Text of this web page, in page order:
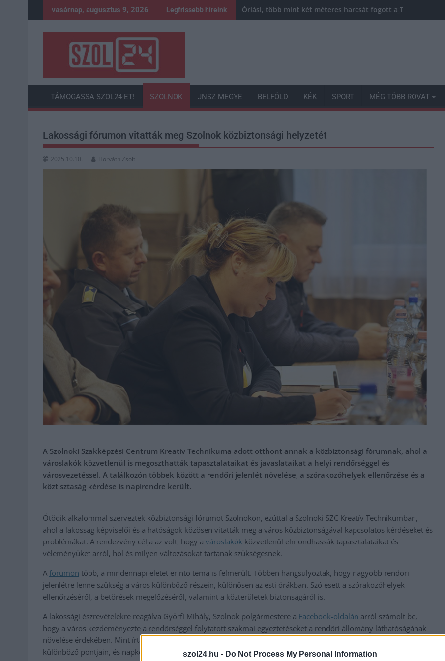
szol24.hu - Do Not Process My Personal Information
to
vasárnap, augusztus 9, 2026 Legfrissebb híreink Óriási, több mint két méteres harcsát fogott a Tiszán a 13
TÁMOGASSA SZOL24-ET! SZOLNOK JNSZ MEGYE BELFÖLD KÉK SPORT MÉG TÖBB ROVAT
Lakossági fórumon vitatták meg Szolnok közbiztonsági helyzetét
2025.10.10. Horváth Zsolt
A Szolnoki Szakképzési Centrum Kreatív Technikuma adott otthont annak a közbiztonsági fórumnak, ahol a
városlakók közvetlenül is megoszthatták tapasztalataikat és javaslataikat a helyi rendőrséggel és
városvezetéssel. A találkozón többek között a rendőri jelenlét növelése, a szórakozóhelyek ellenőrzése és a
köztisztaság kérdése is napirendre került.
Ötödik alkalommal szerveztek közbiztonsági fórumot Szolnokon, ezúttal a Szolnoki SZC Kreatív Technikumban,
ahol a lakosság képviselői és a hatóságok közösen vitatták meg a város közbiztonságával kapcsolatos kérdéseket és
problémákat. A rendezvény célja az volt, hogy a városlakók közvetlenül elmondhassák tapasztalataikat és
véleményüket arról, hol és milyen változásokat tartanak szükségesnek.
A fórumon több, a mindennapi életet érintő téma is felmerült. Többen hangsúlyozták, hogy nagyobb rendőri
jelenlétre lenne szükség a város különböző részein, különösen az esti órákban. Szó esett a szórakozóhelyek
ellenőrzéséről, a betörések megelőzéséről, valamint a közterületek biztonságáról is.
A lakossági észrevételekre reagálva Györfi Mihály, Szolnok polgármestere a Facebook-oldalán arról számolt be,
hogy a város kezdeményezte a rendőrséggel folytatott szakmai egyeztetéseket a rendőri állomány láthatóságának
növelése érdekében. Mint írta, az elmúlt hetekben már érzékelhetően több rendőr teljesít szolgálatot a város
különböző pontjain, és napközben, illetve éjszaka egyaránt aktívan jelen vannak a közterületeken.